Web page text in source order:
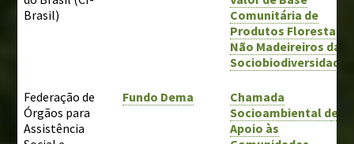
Brasil)
Comunitária de
Produtos Florestais
Não Madeireiros da
Sociobiodiversidade
Federação de
Órgãos para
Assistência
Fundo Dema
Chamada
Socioambiental de
Apoio às